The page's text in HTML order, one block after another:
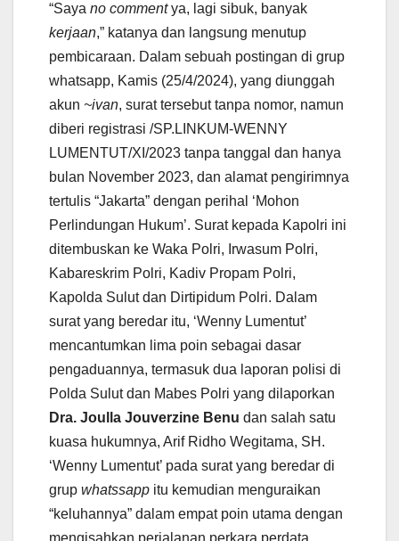
“Saya no commentya, lagi sibuk, banyak
kerjaan,” katanya dan langsung menutup
pembicaraan. Dalam sebuah postingan di grup
whatsapp, Kamis (25/4/2024), yang diunggah
akun ~ivan, surat tersebut tanpa nomor, namun
diberi registrasi /SP.LINKUM-WENNY
LUMENTUT/XI/2023 tanpa tanggal dan hanya
bulan November 2023, dan alamat pengirimnya
tertulis “Jakarta” dengan perihal ‘Mohon
Perlindungan Hukum’. Surat kepada Kapolri ini
ditembuskan ke Waka Polri, Irwasum Polri,
Kabareskrim Polri, Kadiv Propam Polri,
Kapolda Sulut dan Dirtipidum Polri. Dalam
surat yang beredar itu, ‘Wenny Lumentut’
mencantumkan lima poin sebagai dasar
pengaduannya, termasuk dua laporan polisi di
Polda Sulut dan Mabes Polri yang dilaporkan
Dra. Joulla Jouverzine Benu dan salah satu
kuasa hukumnya, Arif Ridho Wegitama, SH.
‘Wenny Lumentut’ pada surat yang beredar di
grup whatssapp itu kemudian menguraikan
“keluhannya” dalam empat poin utama dengan